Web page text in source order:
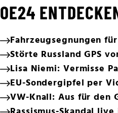
OE24
Fahrzeugsegnungen
Störte Russland GPS
Lisa Niemi: Vermisse
EU-Sondergipfel per
VW-Knall: Aus für den